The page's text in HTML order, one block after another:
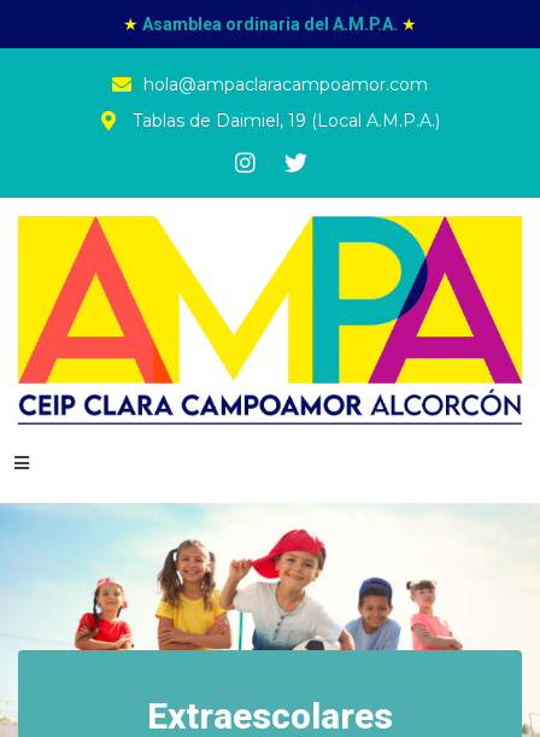
★ Asamblea ordinaria del A.M.P.A. ★
hola@ampaclaracampoamor.com
Tablas de Daimiel, 19 (Local A.M.P.A.)
Extraescolares